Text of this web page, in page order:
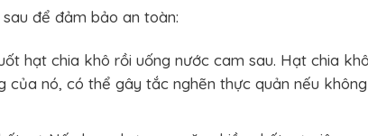
để đảm bảo an toàn:
hạt chia khô rồi uống nước cam sau. Hạt chia
của nó, có thể gây tắc nghẽn thực quản nếu không